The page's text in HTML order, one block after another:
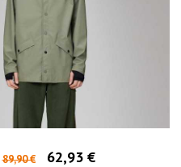
89,90 €
62,93 €